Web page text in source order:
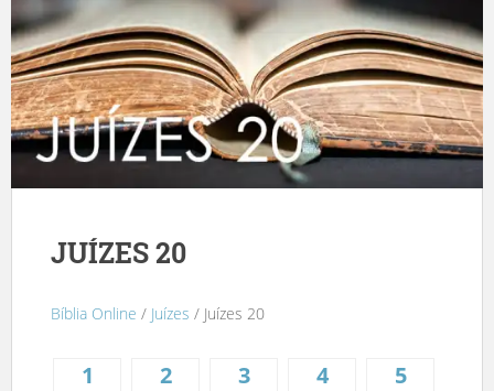
JUÍZES 20
Bíblia Online / Juízes / Juízes 20
1 2 3 4
5